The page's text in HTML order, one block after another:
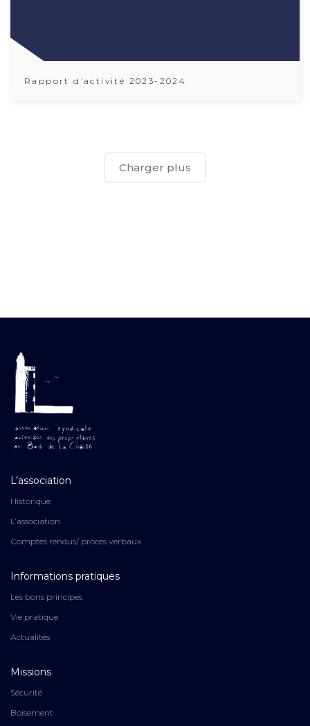
Rapport d’activité 2023-2024
Charger plus
L’association
Historique
L’association
Comptes rendus/ procès verbaux
Informations pratiques
Les bons principes
Vie pratique
Actualités
Missions
Sécurité
Boisement